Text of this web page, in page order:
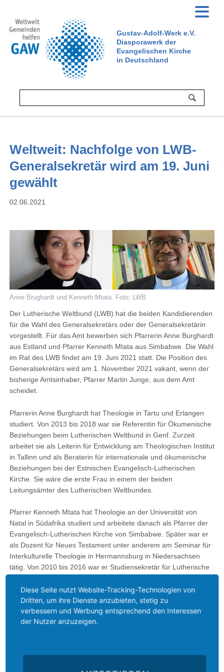
Gustav-Adolf-Werk e.V.
Diasporawerk der
Evangelischen Kirche
in Deutschland
Weltweit: Nachfolge von LWB-
Generalsekretär wird am 19. Juni
gewählt
02.06.2021
Anne Brughardt und Kenneth Mtata. Foto: LWB
Der Lutherische Weltbund (LWB) hat die beiden Kandidierenden
für die Wahl des Generalsekretärs oder der Generalsekretärin
vorgestellt. Für das Amt bewerben sich Pfarrerin Anne Burghardt
aus Estland und Pfarrer Kenneth Mtata aus Simbabwe. Die Wahl
im Rat des LWB findet am 19. Juni 2021 statt. Die Position des
Generalsekretärs wird am 1. November 2021 vakant, wenn der
bisherige Amtsinhaber, Pfarrer Martin Junge, aus dem Amt
scheidet.
Pfarrerin Anne Burghardt hat Theologie in Tartu und Erlangen
studiert. Von 2013 bis 2018 war sie Referentin für Ökumenische
Beziehungen beim Lutherischen Weltbund in Genf. Zurzeit
arbeitet sie als Leiterin für Entwicklung am Theologischen Institut
in Tallinn und als Beraterin für internationale und ökumenische
Beziehungen bei der Estnischen Evangelisch-Lutherischen
Kirche. Sie wäre die erste Frau in einem der beiden
Leitungsämter des Lutherischen Weltbundes.
Pfarrer Kenneth Mtata hat Theologie an der Universität von
Natal in Südafrika studiert und arbeitete danach als Pfarrer der
Evangelisch-Lutherischen Kirche von Simbabwe. Später war er
als Dozent für Neues Testament unter anderem am Seminar für
Interkulturelle Theologie in Hermannsburg in Niedersachsen
tätig. Von 2010 bis 2016 war er Studiensekretär für Lutherische
steht er dem Rat der Kirchen in Simbabwe als Generalsekretär
Der Lutherische Weltbund wurde 1947 als weltweite
Christinnen und Christen in 99 Ländern an. Präsident des
Diese Seite nutzt Website-Tracking-Technologien von
Dritten, um ihre Dienste anzubieten, stetig zu
verbessern und Werbung entsprechend den Interessen
der Nutzer anzuzeigen.